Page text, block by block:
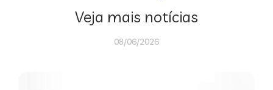
Veja mais notícias
08/06/2026